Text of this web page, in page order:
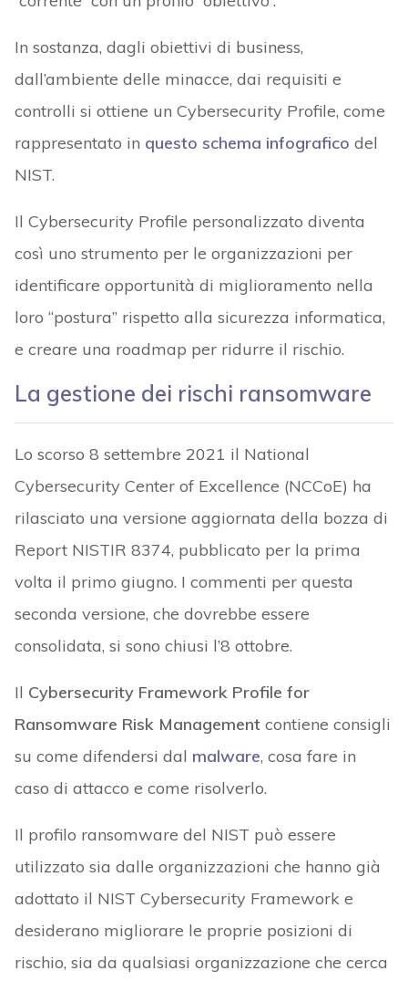
In sostanza, dagli obiettivi di business,
dall’ambiente delle minacce, dai requisiti e
controlli si ottiene un Cybersecurity Profile, come
rappresentato in questo schema infografico del
NIST.
Il Cybersecurity Profile personalizzato diventa
così uno strumento per le organizzazioni per
identificare opportunità di miglioramento nella
loro “postura” rispetto alla sicurezza informatica,
e creare una roadmap per ridurre il rischio.
La gestione dei rischi ransomware
Lo scorso 8 settembre 2021 il National
Cybersecurity Center of Excellence (NCCoE) ha
rilasciato una versione aggiornata della bozza di
Report NISTIR 8374, pubblicato per la prima
volta il primo giugno. I commenti per questa
seconda versione, che dovrebbe essere
consolidata, si sono chiusi l’8 ottobre.
Il Cybersecurity Framework Profile for
Ransomware Risk Managementcontiene consigli
su come difendersi dal malware, cosa fare in
caso di attacco e come risolverlo.
Il profilo ransomware del NIST può essere
utilizzato sia dalle organizzazioni che hanno già
adottato il NIST Cybersecurity Framework e
desiderano migliorare le proprie posizioni di
rischio, sia da qualsiasi organizzazione che cerca